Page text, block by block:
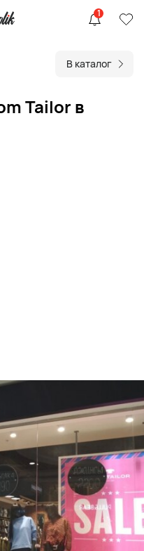
1
В каталог
Tailor в